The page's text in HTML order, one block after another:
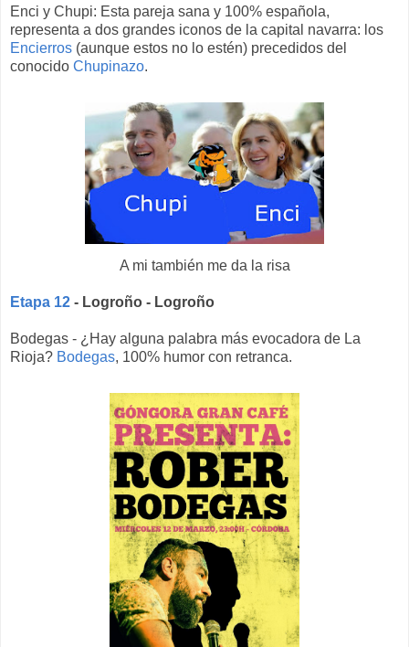
Enci y Chupi: Esta pareja sana y 100% española,
representa a dos grandes iconos de la capital navarra: los
Encierros (aunque estos no lo estén) precedidos del
conocido Chupinazo.
A mi también me da la risa
Etapa 12 - Logroño - Logroño
Bodegas - ¿Hay alguna palabra más evocadora de La
Rioja? Bodegas, 100% humor con retranca.